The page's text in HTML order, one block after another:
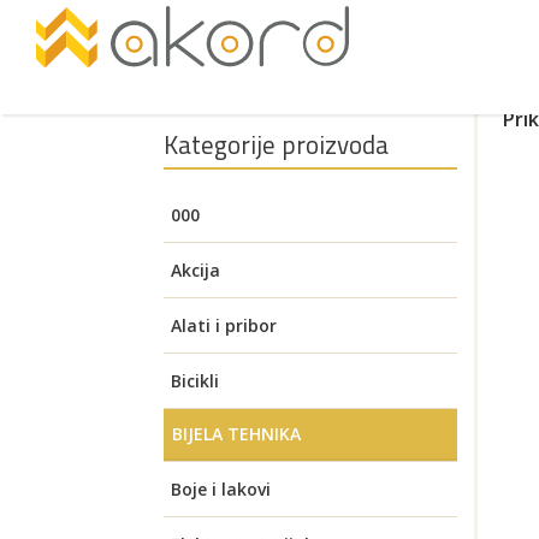
Kategorije proizvoda
000
Akcija
Alati i pribor
Akumulatorski alati
Aku brusilice
Brusilice za zid (Žirafa)
Aku bušilice i čekići
Auto oprema
Alati za visoki napon
Benzinski alati
Bicikli
Električni bicikli
Električni romobili
BIJELA TEHNIKA
GRIJAČA LADICA
Boje i lakovi